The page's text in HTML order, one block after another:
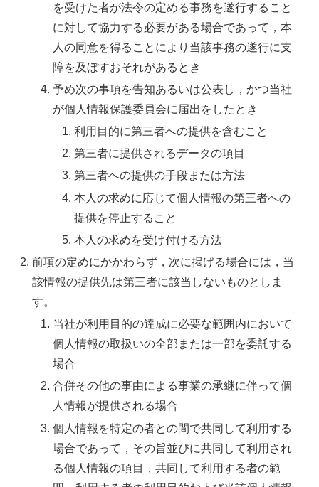
を受けた者が法令の定める事務を遂行すること
に対して協力する必要がある場合であって，本
人の同意を得ることにより当該事務の遂行に支
障を及ぼすおそれがあるとき
予め次の事項を告知あるいは公表し，かつ当社
が個人情報保護委員会に届出をしたとき
利用目的に第三者への提供を含むこと
第三者に提供されるデータの項目
第三者への提供の手段または方法
本人の求めに応じて個人情報の第三者への
提供を停止すること
本人の求めを受け付ける方法
前項の定めにかかわらず，次に掲げる場合には，当
該情報の提供先は第三者に該当しないものとしま
す。
当社が利用目的の達成に必要な範囲内において
個人情報の取扱いの全部または一部を委託する
場合
合併その他の事由による事業の承継に伴って個
人情報が提供される場合
個人情報を特定の者との間で共同して利用する
場合であって，その旨並びに共同して利用され
る個人情報の項目，共同して利用する者の範